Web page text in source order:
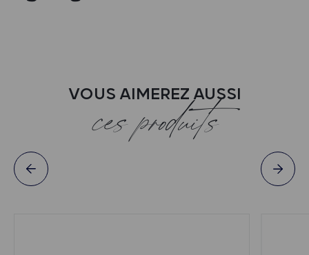
VOUS AIMEREZ AUSSI
ces produits